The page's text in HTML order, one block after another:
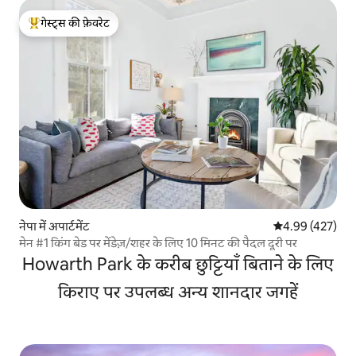
गेस्ट्स का टॉप फ़ेवरेट
गेस्ट्स की फ़ेवरेट
नेपा में अपार्टमेंट औसत रेटिंग 5 में से
4.99 (427)
मेन #1 किंग बेड पर मेंडेज़/शहर के लिए 10 मिनट की पैदल दूरी पर
Howarth Park के करीब छुट्टियाँ बिताने के लिए
किराए पर उपलब्ध अन्य शानदार जगहें